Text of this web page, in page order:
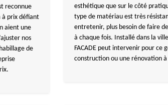
reconnue
à prix défiant
aient une
nos
de
esthétique que sur le côté
type de matériau est très
entretenir, plus besoin de faire
à chaque fois. Installé dans la
FACADE peut intervenir pour ce
construction ou une rénovation à